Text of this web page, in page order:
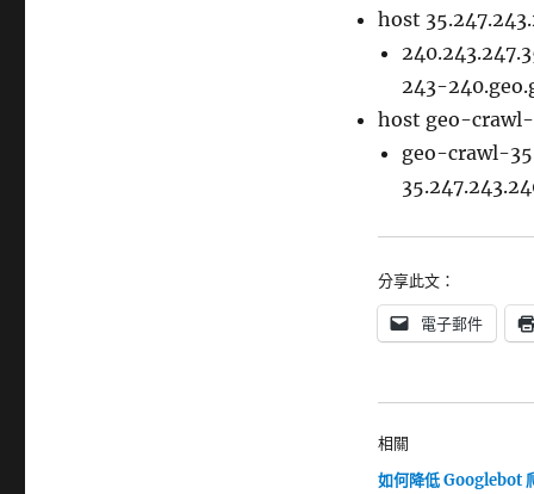
host
243-
host geo-
geo-crawl-
分享此文：
電子郵件
相關
如何降低 Googlebot